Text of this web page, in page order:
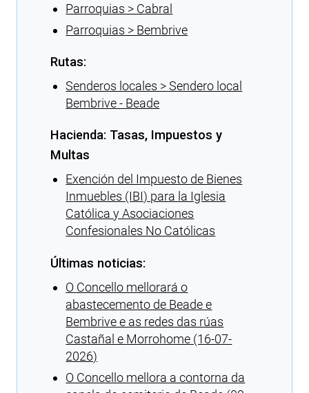
Parroquias > Cabral
Parroquias > Bembrive
Rutas:
Senderos locales > Sendero local
Bembrive - Beade
Hacienda: Tasas, Impuestos y
Multas
Exención del Impuesto de Bienes
Inmuebles (IBI) para la Iglesia
Católica y Asociaciones
Confesionales No Católicas
Últimas noticias:
O Concello mellorará o
abastecemento de Beade e
Bembrive e as redes das rúas
Castañal e Morrohome (16-07-
2026)
O Concello mellora a contorna da